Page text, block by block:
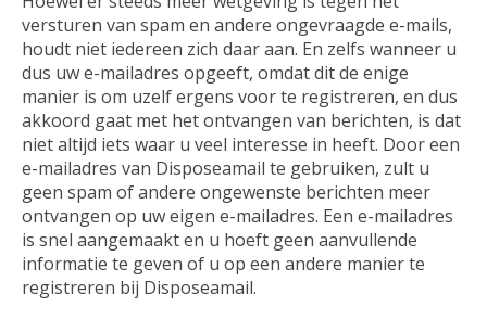
versturen van spam en andere ongevraagde e-mails,
houdt niet iedereen zich daar aan. En zelfs wanneer u
dus uw e-mailadres opgeeft, omdat dit de enige
manier is om uzelf ergens voor te registreren, en dus
akkoord gaat met het ontvangen van berichten, is dat
niet altijd iets waar u veel interesse in heeft. Door een
e-mailadres van Disposeamail te gebruiken, zult u
geen spam of andere ongewenste berichten meer
ontvangen op uw eigen e-mailadres. Een e-mailadres
is snel aangemaakt en u hoeft geen aanvullende
informatie te geven of u op een andere manier te
registreren bij Disposeamail.